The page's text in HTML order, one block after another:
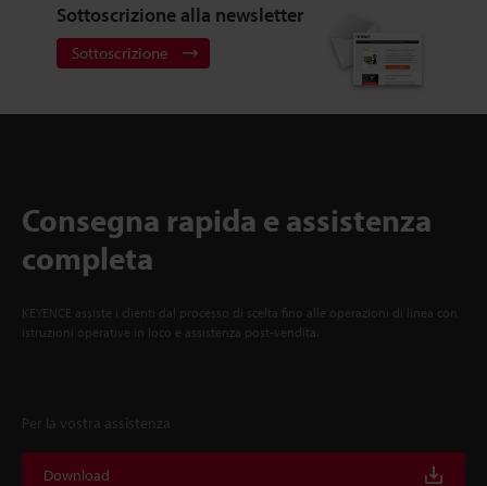
Sottoscrizione alla newsletter
Sottoscrizione
Consegna rapida e assistenza
completa
KEYENCE assiste i clienti dal processo di scelta fino alle operazioni di linea con
istruzioni operative in loco e assistenza post-vendita.
Per la vostra assistenza
Download